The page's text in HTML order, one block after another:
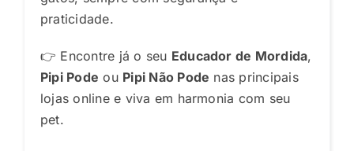
praticidade.
👉 Encontre já o seu Educador de Mordida,
Pipi Pode ou Pipi Não Pode nas principais
lojas online e viva em harmonia com seu
pet.